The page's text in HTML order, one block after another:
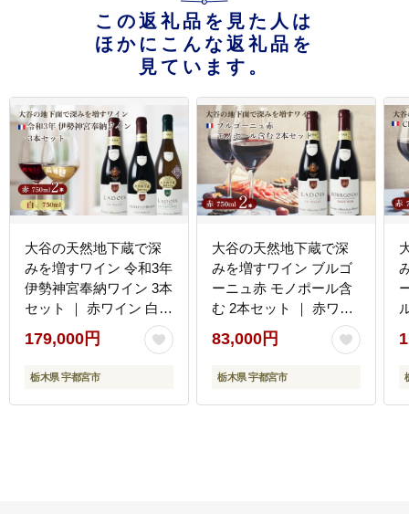
この返礼品を見た人は
ほかにこんな返礼品を
見ています。
大谷の天然地下蔵で深
みを増すワイン 令和3年
伊勢神宮奉納ワイン 3本
セット ｜ 赤ワイン 白ワ
イン 飲み比べ ギフト 栃
木県 宇都宮市 ※離島へ
の配送不可
179,000円
栃木県 宇都宮市
大谷の天然地下蔵で深
みを増すワイン ブルゴ
ーニュ赤 モノポール含
む 2本セット ｜ 赤ワイ
ン お酒 飲み比べ セット
ギフト 栃木県 宇都宮市
※離島への配送不可
83,000円
栃木県 宇都宮市